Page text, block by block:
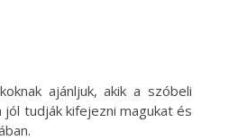
ajánljuk, akik a szóbeli
tudják kifejezni magukat és